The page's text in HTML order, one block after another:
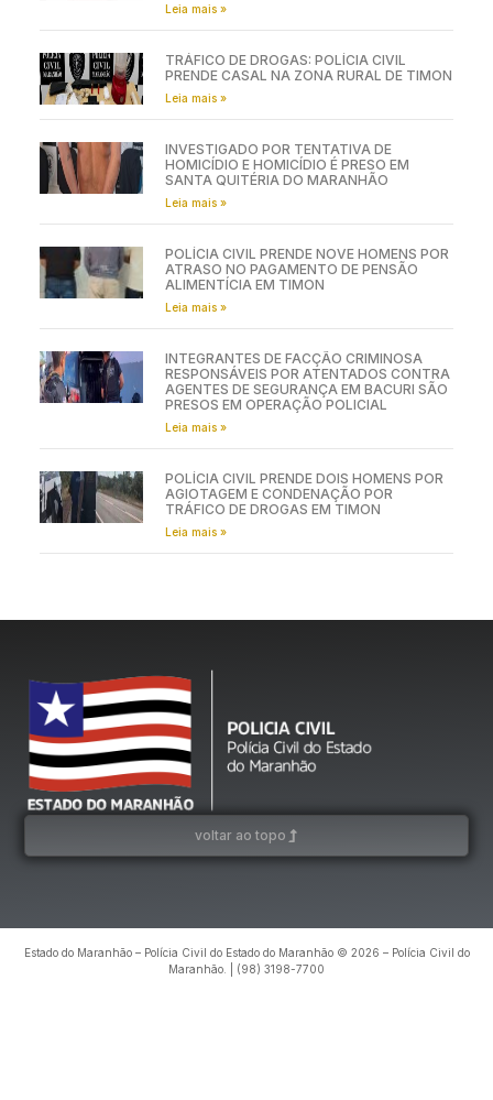
Leia mais »
TRÁFICO DE DROGAS: POLÍCIA CIVIL
PRENDE CASAL NA ZONA RURAL DE TIMON
Leia mais »
INVESTIGADO POR TENTATIVA DE
HOMICÍDIO E HOMICÍDIO É PRESO EM
SANTA QUITÉRIA DO MARANHÃO
Leia mais »
POLÍCIA CIVIL PRENDE NOVE HOMENS POR
ATRASO NO PAGAMENTO DE PENSÃO
ALIMENTÍCIA EM TIMON
Leia mais »
INTEGRANTES DE FACÇÃO CRIMINOSA
RESPONSÁVEIS POR ATENTADOS CONTRA
AGENTES DE SEGURANÇA EM BACURI SÃO
PRESOS EM OPERAÇÃO POLICIAL
Leia mais »
POLÍCIA CIVIL PRENDE DOIS HOMENS POR
AGIOTAGEM E CONDENAÇÃO POR
TRÁFICO DE DROGAS EM TIMON
Leia mais »
voltar ao topo
Estado do Maranhão – Polícia Civil do Estado do Maranhão © 2026 – Polícia Civil do
Maranhão. | (98) 3198-7700